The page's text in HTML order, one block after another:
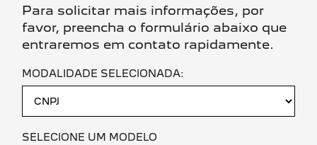
Para solicitar mais informações, por
favor, preencha o formulário abaixo que
entraremos em contato rapidamente.
MODALIDADE SELECIONADA:
SELECIONE UM MODELO